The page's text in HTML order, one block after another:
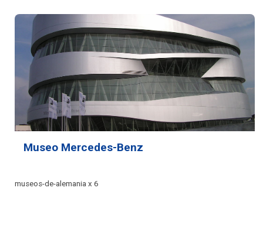
Museo Mercedes-Benz
museos-de-alemania x 6